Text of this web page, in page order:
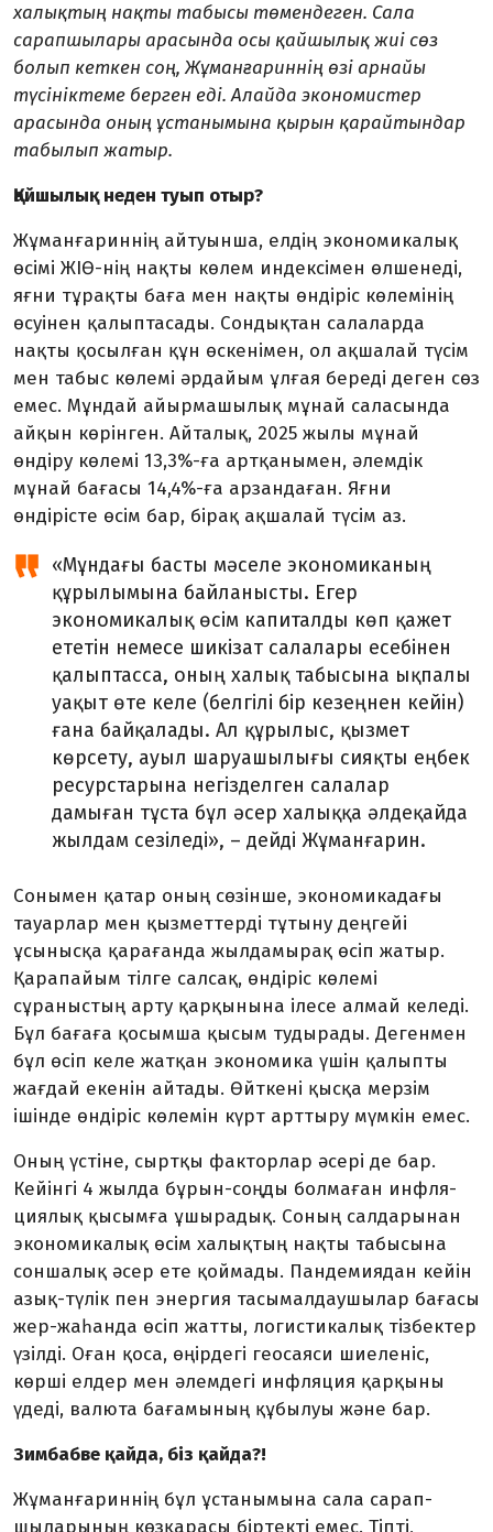
халықтың нақты табысы төмендеген. Сала
сарапшылары арасында осы қайшылық жиі сөз
болып кеткен соң, Жұманғариннің өзі арнайы
түсініктеме берген еді. Алайда экономистер
арасында оның ұстанымына қырын қарайтындар
табылып жатыр.
Қайшылық неден туып отыр?
Жұманғариннің айтуын­ша, елдің экономикалық
өсімі ЖІӨ-нің нақты көлем ин­дексі­мен өлше­­неді,
яғни тұрақты баға мен нақты өндіріс көлемінің
өсуінен қалыптасады. Сондықтан сала­лар­да
нақты қосылған құн өскені­мен, ол ақшалай түсім
мен табыс көлемі әрдайым ұлғая береді деген сөз
емес. Мұндай айырмашылық мұнай саласында
айқын көрінген. Айталық, 2025 жылы мұнай
өндіру көлемі 13,3%-ға артқанымен, әлем­дік
мұнай бағасы 14,4%-ға арзандаған. Яғни
өндірісте өсім бар, бірақ ақшалай түсім аз.
«Мұндағы басты мәселе эко­номиканың
құрылымына байлан­ысты. Егер
экономикалық өсім капиталды көп қажет
ететін неме­се шикізат салалары есебінен
қал­ыптасса, оның халық табысы­на ықпалы
уақыт өте келе (белгілі бір кезеңнен кейін)
ғана байқала­ды. Ал құрылыс, қызмет
көрсету, ауыл шаруашылығы сияқты еңбек
ресурстарына негізделген салалар
дамыған тұста бұл әсер халыққа әлдеқайда
жылдам сезіледі», – дейді Жұманғарин.
Сонымен қатар оның сөзінше, экономикадағы
тауарлар мен қыз­меттерді тұтыну деңгейі
ұсынысқа қарағанда жылдамырақ өсіп жа­тыр.
Қарапайым тілге салсақ, өнд­і­ріс көлемі
сұраныстың арту қарқынына ілесе алмай келеді.
Бұл бағаға қосымша қысым туды­рады. Дегенмен
бұл өсіп келе жат­қан экономика үшін қалыпты
жағдай екенін айтады. Өйткені қысқа мерзім
ішінде өндіріс көле­мін күрт арттыру мүмкін емес.
Оның үстіне, сыртқы фак­тор­­лар әсері де бар.
Кей­інгі 4 жылда бұрын-соңды болма­ған инфля­
циялық қысымға ұшыра­дық. Сон­ың салдарынан
эко­номи­ка­лық өсім халықтың нақты табы­сына
соншалық әсер ете қоймады. Пандемиядан кейін
азық-түлік пен энергия тасымал­даушылар бағасы
жер-жаһанда өсіп жатты, логистикалық тіз­бектер
үзілді. Оған қоса, өңірдегі геосаяси шие­леніс,
көрші елдер мен әлемдегі инфляция қарқыны
үдеді, валюта бағамының құбылуы және бар.
Зимбабве қайда, біз қайда?!
Жұманғариннің бұл ұстаны­мына сала сарап­
шыларының көзқарасы біртекті емес. Тіпті,